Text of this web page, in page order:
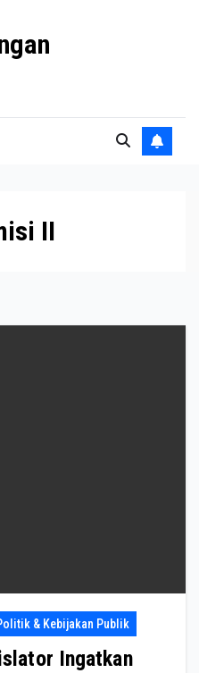
II
& Kebijakan Publik
Ingatkan